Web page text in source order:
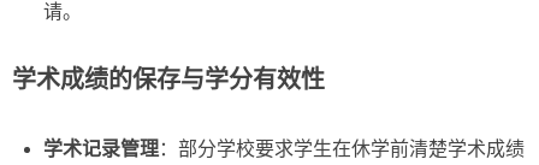
请。
学术成绩的保存与学分有效性
学术记录管理：部分学校要求学生在休学前清楚学术成绩